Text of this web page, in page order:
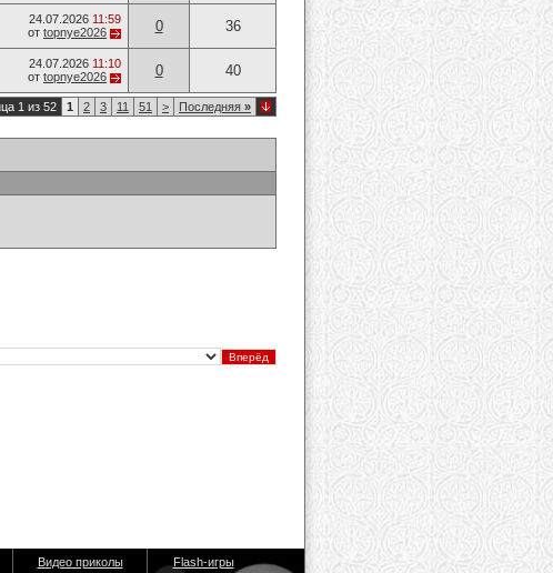
24.07.2026 11:59
от topnye2026 0 36
24.07.2026 11:10
от topnye2026 0 40
1 из 52 1 2 3 11 51 > Последняя »
Видео приколы Flash-игры